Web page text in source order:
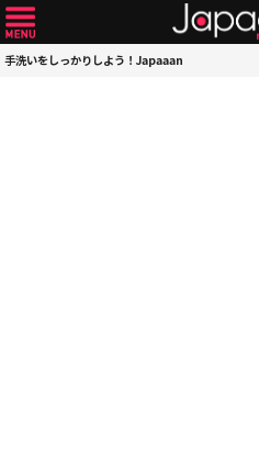
手洗いをしっかりしよう！Japaaan